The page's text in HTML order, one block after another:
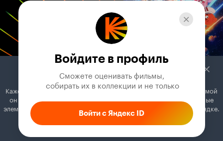
Войдите в профиль
Сможете оценивать фильмы,
собирать их в коллекции и не только
Войти с Яндекс ID
Кажется, вы используете блокировщик рекламы. Вместе с рекламой
он может отключать постеры, папки с фильмами и другие важные
элементы. Добавьте Кинопоиск в исключения, и всё будет в порядке.
Как это сделать